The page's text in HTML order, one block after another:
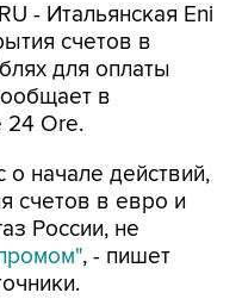
- Итальянская Eni
счетов в
для оплаты
в
24 Ore.
о начале действий,
счетов в евро и
России, не
, - пишет